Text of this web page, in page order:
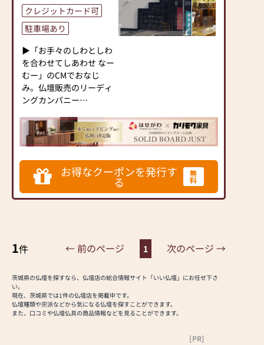
クレジットカード可
駐車場あり
▶「お手々のしわとしわ
を合わせてしあわせ なー
むー」のCMでおなじ
み。仏壇販売のリーディ
ングカンパニー
国内家具専門メーカー
と、モダンなインテリア
にマッチするお仏壇を展
開
◆◆ お陰様で創業94年
◆◆
切・丁寧な説明と対応を
のお仏壇、約3,000基の
「お仏壇のはせがわ」で
は、さまざまな供養（対
お得なクーポンを発行す
る
無
料
1件 ← 前のページ 1 次のページ →
茨城県の仏壇を探すなら、仏壇店の総合情報サイト「いい仏壇」にお任せ下さ
い。
現在、茨城県では1件の仏壇店を掲載中です。
仏壇種類や宗派などから気になる仏壇を探すことができます。
また、口コミや仏壇仏具の商品情報などを見ることができます。
[PR]